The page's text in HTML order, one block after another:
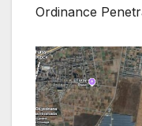
Ordinance